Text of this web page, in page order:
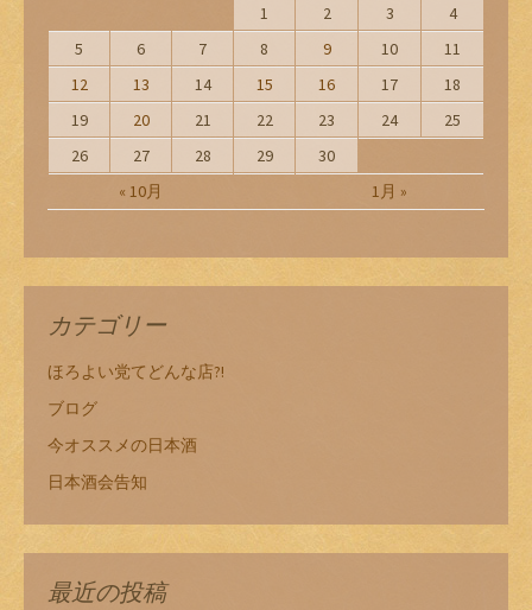
« 10月 1月 »
1 2 3
4
5
6 7 8 9 10
11
12
13 14 15 16 17
18
19
20 21 22 23 24
25
26
27 28 29 30
カテゴリー
ほろよい党てどんな店?!
ブログ
今オススメの日本酒
日本酒会告知
最近の投稿